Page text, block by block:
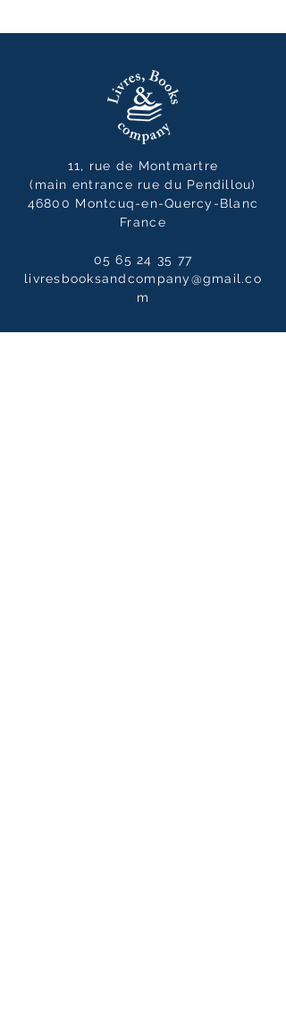
11, rue de Montmartre
(main entrance rue du Pendillou)
46800 Montcuq-en-Quercy-Blanc
France
05 65 24 35 77
livresbooksandcompany@gmail.co
m